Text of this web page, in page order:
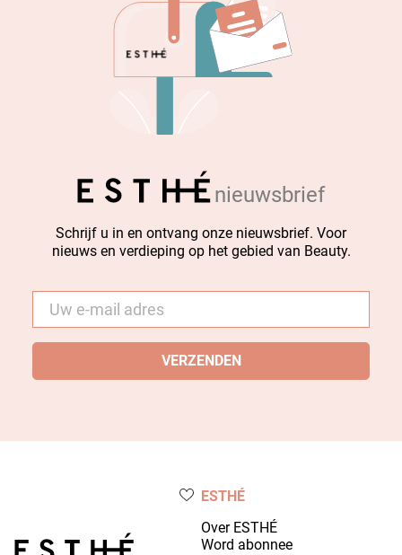
nieuwsbrief
Schrijf u in en ontvang onze nieuwsbrief. Voor
nieuws en verdieping op het gebied van Beauty.
mail *
ESTHÉ
Over ESTHÉ
Word abonnee